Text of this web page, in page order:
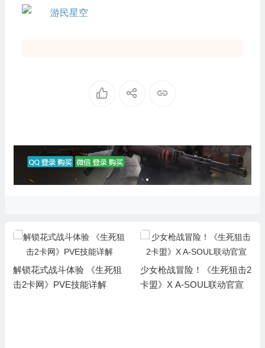
少女枪战冒险！《生死狙击2
卡盟》X A-SOUL联动官宣
《生死狙击2科技》水墨版本